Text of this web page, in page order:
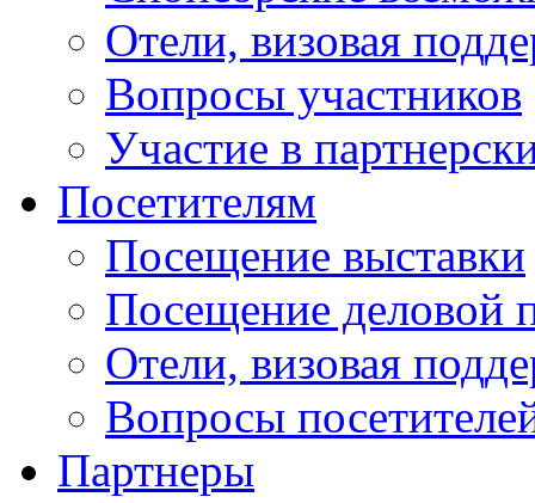
Отели, визовая
Вопросы участников
Участие в
Посетителям
Посещение выставки
Посещение деловой
Отели, визовая
Вопросы
Партнеры